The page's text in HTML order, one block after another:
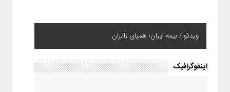
ویدئو / بیمه ایران؛ همپای زائران
اینفوگرافیک